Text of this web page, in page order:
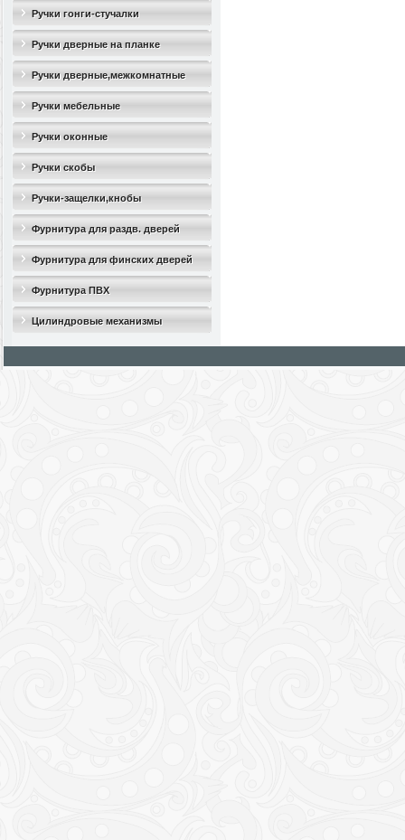
Ручки гонги-стучалки
Ручки дверные на планке
Ручки дверные,межкомнатные
Ручки мебельные
Ручки оконные
Ручки скобы
Ручки-защелки,кнобы
Фурнитура для раздв. дверей
Фурнитура для финских дверей
Фурнитура ПВХ
Цилиндровые механизмы